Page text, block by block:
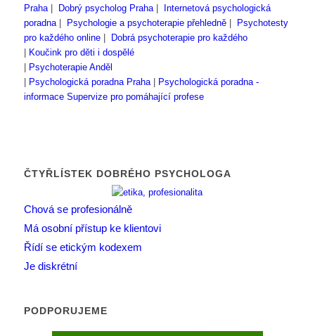
Praha| Dobrý psycholog Praha|
Internetová psychologická
poradna| Psychologie a psychoterapie přehledně|
Psychotesty
pro každého online|
Dobrá psychoterapie pro každého
Koučink pro děti i dospělé
Psychoterapie Anděl
Psychologická poradna Praha|
Psychologická poradna -
informace Supervize pro pomáhající profese
ČTYŘLÍSTEK DOBRÉHO PSYCHOLOGA
Chová se profesionálně
Má osobní přístup ke klientovi
Řídí se etickým kodexem
Je diskrétní
PODPORUJEME